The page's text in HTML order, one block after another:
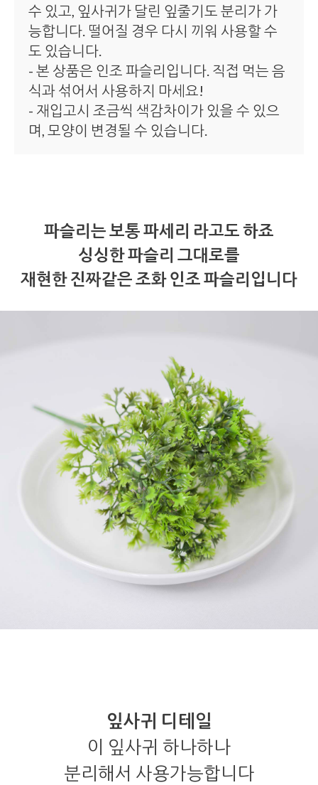
수 있고, 잎사귀가 달린 잎줄기도 분리가 가
능합니다. 떨어질 경우 다시 끼워 사용할 수
도 있습니다.
- 본 상품은 인조 파슬리입니다. 직접 먹는 음
식과 섞어서 사용하지 마세요!
- 재입고시 조금씩 색감차이가 있을 수 있으
며, 모양이 변경될 수 있습니다.
파슬리는 보통 파세리 라고도 하죠
싱싱한 파슬리 그대로를
재현한 진짜같은 조화 인조 파슬리입니다
잎사귀 디테일
이 잎사귀 하나하나
분리해서 사용가능합니다